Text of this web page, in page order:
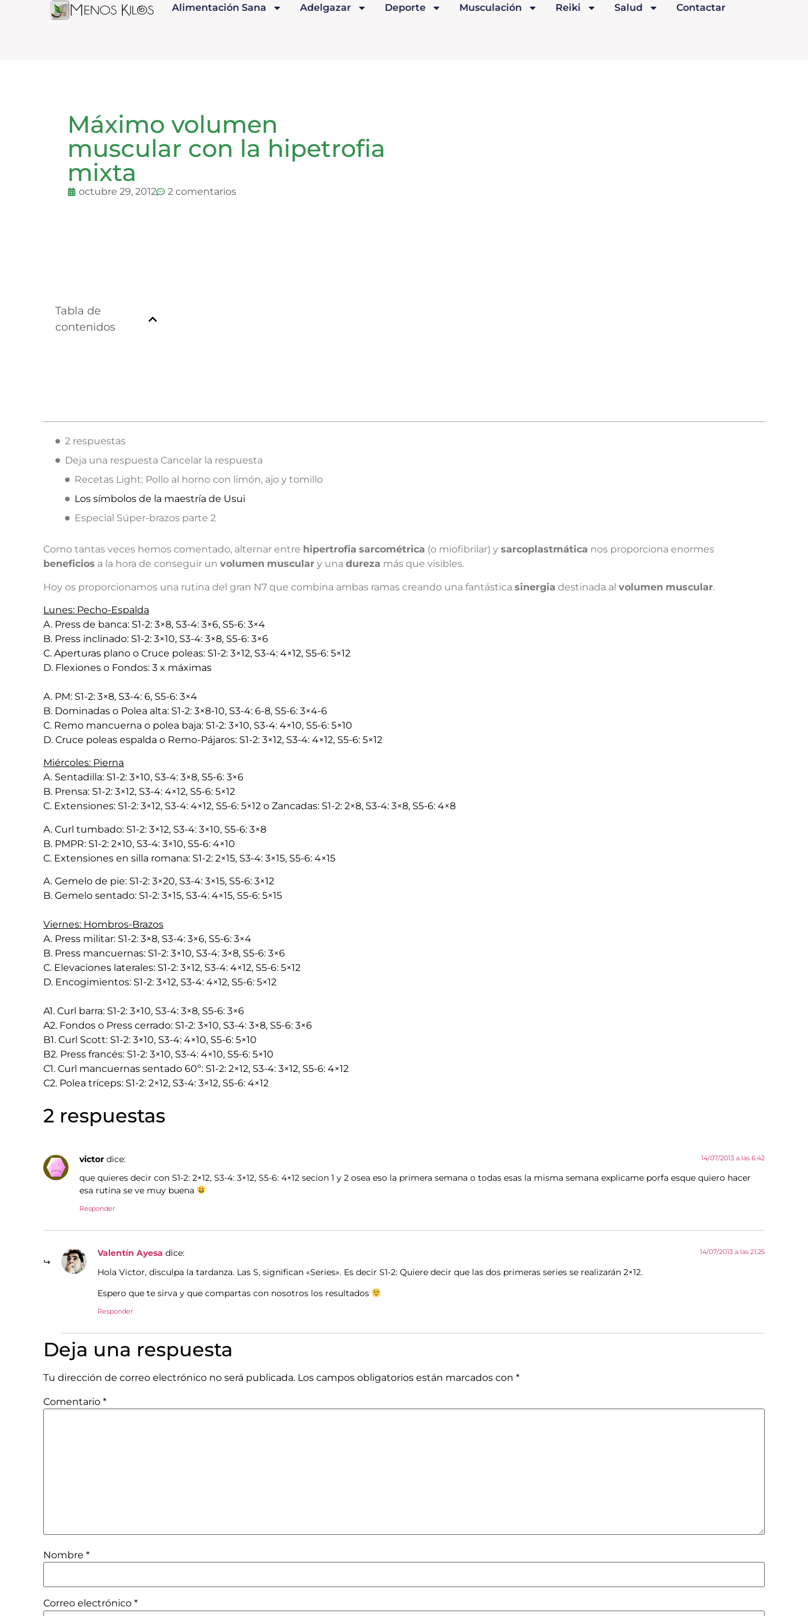
Alimentación Sana Adelgazar Deporte Musculación Reiki Salud Contactar
Máximo volumen
muscular con la hipetrofia
mixta
octubre 29, 2012 2 comentarios
Tabla de
contenidos
2 respuestas
Deja una respuesta Cancelar la respuesta
Recetas Light: Pollo al horno con limón, ajo y tomillo
Los símbolos de la maestría de Usui
Especial Súper-brazos parte 2
Como tantas veces hemos comentado, alternar entre hipertrofia sarcométrica (o miofibrilar) y sarcoplastmática nos proporciona enormes
beneficios a la hora de conseguir un volumen muscular y una dureza más que visibles.
Hoy os proporcionamos una rutina del gran N7 que combina ambas ramas creando una fantástica sinergia destinada al volumen muscular.
Lunes: Pecho-Espalda
A. Press de banca: S1-2: 3×8, S3-4: 3×6, S5-6: 3×4
B. Press inclinado: S1-2: 3×10, S3-4: 3×8, S5-6: 3×6
C. Aperturas plano o Cruce poleas: S1-2: 3×12, S3-4: 4×12, S5-6: 5×12
D. Flexiones o Fondos: 3 x máximas
A. PM: S1-2: 3×8, S3-4: 6, S5-6: 3×4
B. Dominadas o Polea alta: S1-2: 3×8-10, S3-4: 6-8, S5-6: 3×4-6
C. Remo mancuerna o polea baja: S1-2: 3×10, S3-4: 4×10, S5-6: 5×10
D. Cruce poleas espalda o Remo-Pájaros: S1-2: 3×12, S3-4: 4×12, S5-6: 5×12
Miércoles: Pierna
A. Sentadilla: S1-2: 3×10, S3-4: 3×8, S5-6: 3×6
B. Prensa: S1-2: 3×12, S3-4: 4×12, S5-6: 5×12
C. Extensiones: S1-2: 3×12, S3-4: 4×12, S5-6: 5×12 o Zancadas: S1-2: 2×8, S3-4: 3×8, S5-6: 4×8
A. Curl tumbado: S1-2: 3×12, S3-4: 3×10, S5-6: 3×8
B. PMPR: S1-2: 2×10, S3-4: 3×10, S5-6: 4×10
C. Extensiones en silla romana: S1-2: 2×15, S3-4: 3×15, S5-6: 4×15
A. Gemelo de pie: S1-2: 3×20, S3-4: 3×15, S5-6: 3×12
B. Gemelo sentado: S1-2: 3×15, S3-4: 4×15, S5-6: 5×15
Viernes: Hombros-Brazos
A. Press militar: S1-2: 3×8, S3-4: 3×6, S5-6: 3×4
B. Press mancuernas: S1-2: 3×10, S3-4: 3×8, S5-6: 3×6
C. Elevaciones laterales: S1-2: 3×12, S3-4: 4×12, S5-6: 5×12
D. Encogimientos: S1-2: 3×12, S3-4: 4×12, S5-6: 5×12
A1. Curl barra: S1-2: 3×10, S3-4: 3×8, S5-6: 3×6
A2. Fondos o Press cerrado: S1-2: 3×10, S3-4: 3×8, S5-6: 3×6
B1. Curl Scott: S1-2: 3×10, S3-4: 4×10, S5-6: 5×10
B2. Press francés: S1-2: 3×10, S3-4: 4×10, S5-6: 5×10
C1. Curl mancuernas sentado 60º: S1-2: 2×12, S3-4: 3×12, S5-6: 4×12
C2. Polea tríceps: S1-2: 2×12, S3-4: 3×12, S5-6: 4×12
2 respuestas
victor dice: 14/07/2013 a las 6:42
que quieres decir con S1-2: 2×12, S3-4: 3×12, S5-6: 4×12 secion 1 y 2 osea eso la primera semana o todas esas la misma semana explicame porfa esque quiero hacer
esa rutina se ve muy buena
Responder
Valentín Ayesa dice: 14/07/2013 a las 21:25
Hola Victor, disculpa la tardanza. Las S, significan «Series». Es decir S1-2: Quiere decir que las dos primeras series se realizarán 2×12.
Espero que te sirva y que compartas con nosotros los resultados
Responder
Deja una respuesta
Tu dirección de correo electrónico no será publicada. Los campos obligatorios están marcados con *
Comentario *
Nombre *
Correo electrónico *